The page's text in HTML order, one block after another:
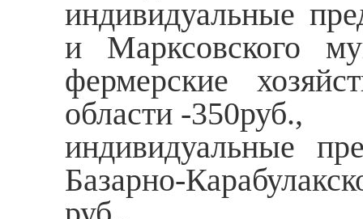
индивидуальные
и Марксовского
фермерские
области -350руб.,
индивидуальные
Базарно-